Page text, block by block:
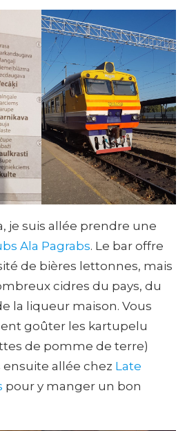
je suis allée prendre une
Ala Pagrabs. Le bar offre
de bières lettonnes, mais
cidres du pays, du
la liqueur maison. Vous
goûter les kartupelu
de pomme de terre)
ensuite allée chez Late
pour y manger un bon